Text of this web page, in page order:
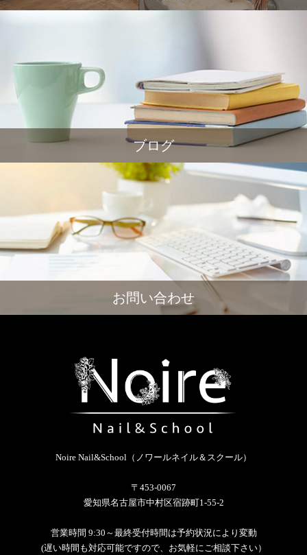
ブログ
お問い合わせ
Noire Nail&School（ノワールネイル＆スクール）
〒453-0067
愛知県名古屋市中村区宿跡町1-55-2
営業時間 9:30～最終受付時間は予約状況により変動
(遅い時間も対応可能ですので、お気軽にご相談下さい）